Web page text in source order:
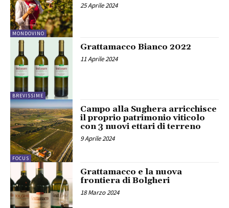
MONDOVINO
25 Aprile 2024
BREVISSIME
Grattamacco Bianco 2022
11 Aprile 2024
FOCUS
Campo alla Sughera arricchisce
il proprio patrimonio viticolo
con 3 nuovi ettari di terreno
9 Aprile 2024
Grattamacco e la nuova
frontiera di Bolgheri
18 Marzo 2024